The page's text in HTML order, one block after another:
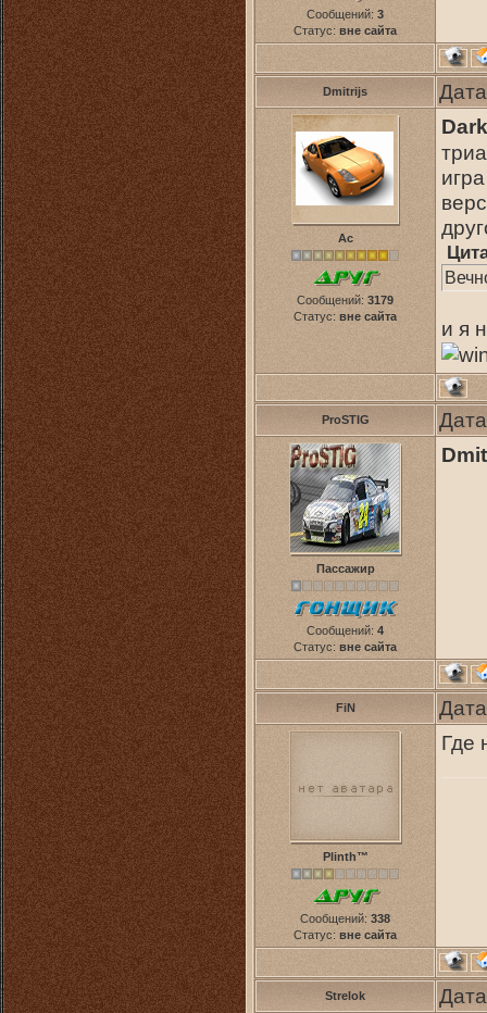
Сообщений: 3
Статус: вне сайта
Dmitrijs
Ас
Сообщений: 3179
Статус: вне сайта и я
ProSTIG
Пассажир
Сообщений: 4
Статус: вне сайта
FiN
Plinth™
Сообщений: 338
Статус: вне сайта
Где
Strelok